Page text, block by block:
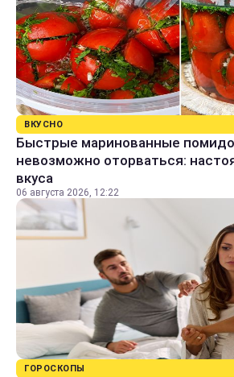
ВКУСНО
Быстрые маринованные
невозможно оторваться:
вкуса
06 августа 2026, 12:22
ГОРОСКОПЫ